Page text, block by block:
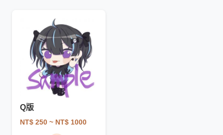
Q版
NT$ 250 ~ NT$ 1000